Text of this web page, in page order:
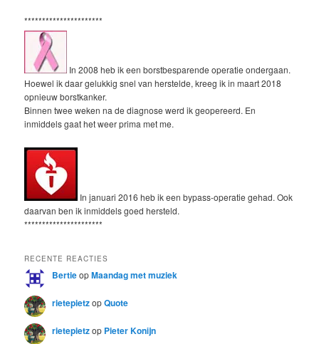
**********************
In 2008 heb ik een borstbesparende operatie ondergaan.
Hoewel ik daar gelukkig snel van herstelde, kreeg ik in maart 2018
opnieuw borstkanker.
Binnen twee weken na de diagnose werd ik geopereerd. En
inmiddels gaat het weer prima met me.
In januari 2016 heb ik een bypass-operatie gehad. Ook
daarvan ben ik inmiddels goed hersteld.
**********************
RECENTE REACTIES
BertieopMaandag met muziek
rietepietzopQuote
rietepietzop Pieter Konijn